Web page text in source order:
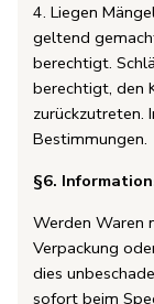
4. Liegen
geltend
berechtigt.
berechtigt, den
zurückzutreten.
Bestimmungen.
§6.
Werden Waren
Verpackung
dies
sofort beim